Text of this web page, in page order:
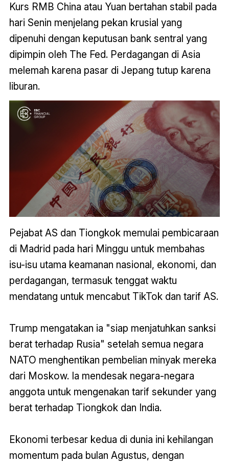
Kurs RMB China atau Yuan bertahan stabil pada
hari Senin menjelang pekan krusial yang
dipenuhi dengan keputusan bank sentral yang
dipimpin oleh The Fed. Perdagangan di Asia
melemah karena pasar di Jepang tutup karena
liburan.
Pejabat AS dan Tiongkok memulai pembicaraan
di Madrid pada hari Minggu untuk membahas
isu-isu utama keamanan nasional, ekonomi, dan
perdagangan, termasuk tenggat waktu
mendatang untuk mencabut TikTok dan tarif AS.
Trump mengatakan ia "siap menjatuhkan sanksi
berat terhadap Rusia" setelah semua negara
NATO menghentikan pembelian minyak mereka
dari Moskow. Ia mendesak negara-negara
anggota untuk mengenakan tarif sekunder yang
berat terhadap Tiongkok dan India.
Ekonomi terbesar kedua di dunia ini kehilangan
momentum pada bulan Agustus, dengan